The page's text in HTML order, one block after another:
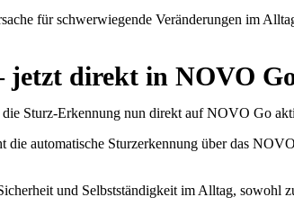
für schwerwiegende Veränderungen im
jetzt direkt in NOVO
Sturz-Erkennung nun direkt auf NOVO Go
die automatische Sturzerkennung über das
und Selbstständigkeit im Alltag, sowohl